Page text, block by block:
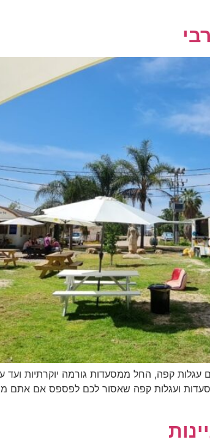
עגלות קפה, החל ממסעדות גורמה יוקרתיות
ועגלות קפה שאסור לכם לפספס אם אתם